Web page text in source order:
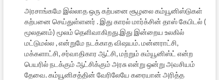
அரசாங்கமே இல்லாத ஒரு கற்பனை சூழலை கம்யூனிஸ்டுகள்
கற்பனை செய்துள்ளனர் . இது காரல் மார்க்சின் தாஸ் கேபிடல் (
மூலதனம்) மூலம் தெளிவாகிறது.இது இன்றைய உலகில்
மட்டுமல்ல , என்றுமே நடக்காத விஷயம். மன்னராட்சி,
மக்களாட்சி, சர்வாதிகார ஆட்சி, மற்றும் கம்யூனிஸ்ட் என்ற
பெயரில் நடக்கும் ஆட்சிக்கும் அரசு என்று ஒன்று அவசியம்
தேவை. கம்யூனிசத்தின் வேரிலேயே கரையான் அரித்த